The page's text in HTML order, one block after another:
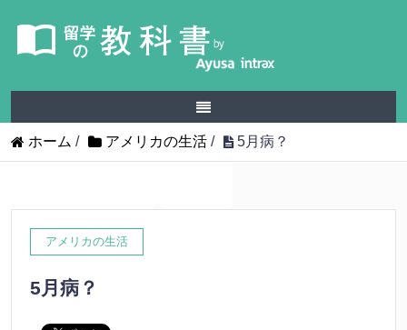
ホーム / アメリカの生活 / 5月病？
アメリカの生活
5月病？